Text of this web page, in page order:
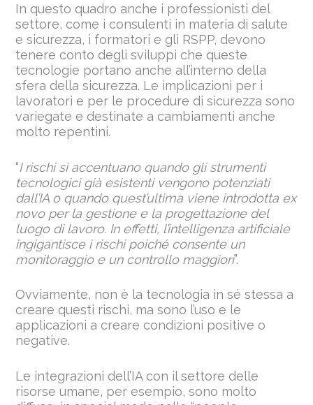
In questo quadro anche i professionisti del
settore, come i consulenti in materia di salute
e sicurezza, i formatori e gli RSPP, devono
tenere conto degli sviluppi che queste
tecnologie portano anche all’interno della
sfera della sicurezza. Le implicazioni per i
lavoratori e per le procedure di sicurezza sono
variegate e destinate a cambiamenti anche
molto repentini.
“I rischi si accentuano quando gli strumenti
tecnologici già esistenti vengono potenziati
dall’IA o quando quest’ultima viene introdotta ex
novo per la gestione e la progettazione del
luogo di lavoro. In effetti, l’intelligenza artificiale
ingigantisce i rischi poiché consente un
monitoraggio e un controllo maggiori”.
Ovviamente, non è la tecnologia in sé stessa a
creare questi rischi, ma sono l’uso e le
applicazioni a creare condizioni positive o
negative.
Le integrazioni dell’IA con il settore delle
risorse umane, per esempio, sono molto